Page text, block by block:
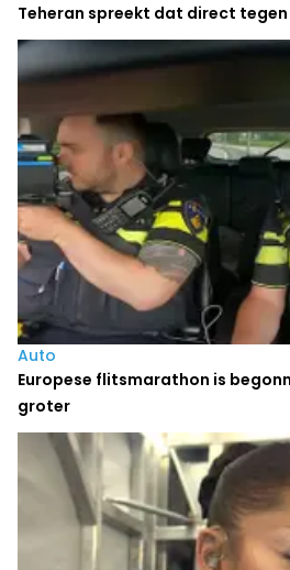
Teheran spreekt dat direct tegen
Auto
Europese flitsmarathon is
groter